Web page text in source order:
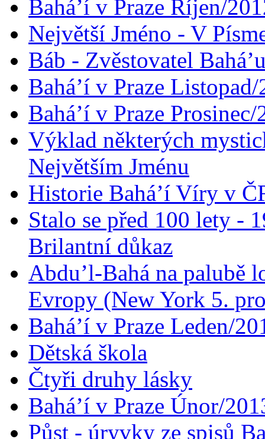
Bahá’í v Praze Říjen/
Největší Jméno - V
Báb - Zvěstovatel
Bahá’í v Praze
Bahá’í v Praze Prosinec/
Výklad některých
Největším Jménu
Historie Bahá’í Víry v
Stalo se před 100 lety -
Brilantní důkaz
Abdu’l-Bahá na palubě
Evropy (New York 5.
Bahá’í v Praze Leden/
Dětská škola
Čtyři druhy lásky
Bahá’í v Praze Únor/
Půst - úryvky ze spisů